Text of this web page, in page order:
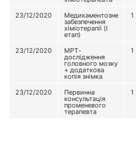
23/12/2020
Медикаментозне
забезпечення
хіміотерапії (І
етап)
1
23/12/2020 МРТ-
дослідження
головного мозку
+ додаткова
копія знімка
1
23/12/2020 Первинна
консультація
променевого
терапевта
1